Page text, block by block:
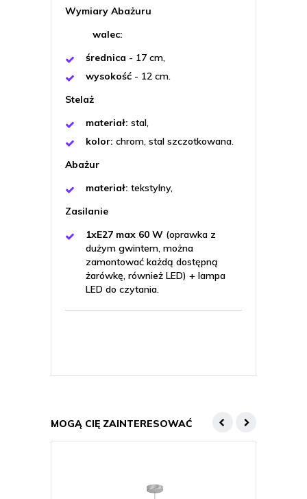
Wymiary Abażuru
walec:
średnica - 17 cm,
wysokość - 12 cm.
Stelaż
materiał: stal,
kolor: chrom, stal szczotkowana.
Abażur
materiał: tekstylny,
Zasilanie
1xE27 max 60 W (oprawka z
dużym gwintem, można
zamontować każdą dostępną
żarówkę, również LED) + lampa
LED do czytania.
MOGĄ CIĘ ZAINTERESOWAĆ